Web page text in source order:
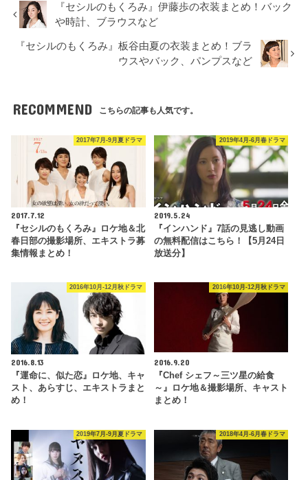
『セシルのもくろみ』伊藤歩の衣装まとめ！バック
や時計、ブラウスなど
『セシルのもくろみ』板谷由夏の衣装まとめ！ブラ
ウスやバック、パンプスなど
RECOMMEND こちらの記事も人気です。
2017年7月-9月夏ドラマ
2017.7.12
『セシルのもくろみ』ロケ地＆北
春日部の撮影場所、エキストラ募
集情報まとめ！
2019年4月-6月春ドラマ
2019.5.24
『インハンド』7話の見逃し動画
の無料配信はこちら！【5月24日
放送分】
2016年10月-12月秋ドラマ
2016.8.13
『運命に、似た恋』ロケ地、キャ
スト、あらすじ、エキストラまと
め！
2016年10月-12月秋ドラマ
2016.9.20
『Chef シェフ～三ツ星の給食
～』ロケ地＆撮影場所、キャスト
まとめ！
2019年7月-9月夏ドラマ 2018年4月-6月春ドラマ